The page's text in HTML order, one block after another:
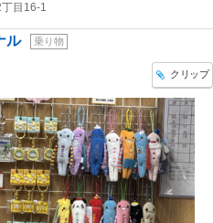
目16-1
ル 乗り物
クリップ